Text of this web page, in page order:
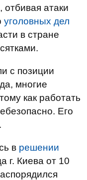
атаки
уголовных дел
в стране
с позиции
многие
как работать
Его
в решении
г. Киева от 10